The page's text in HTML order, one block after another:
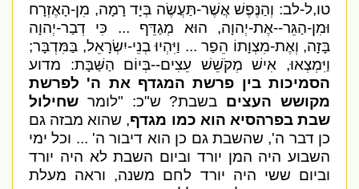
טו,ל-לב: וְהַנֶּפֶשׁ אֲשֶׁר-תַּעֲשֶׂה בְּיָד רָמָה, מִן-הָאֶזְרָח
וּמִן-הַגֵּר--אֶת-יְהוָה, הוּא מְגַדֵּף ... כִּי דְבַר-יְהוָה
בָּזָה, וְאֶת-מִצְוָתוֹ הֵפַר ... וַיִּהְיוּ בְנֵי-יִשְׂרָאֵל, בַּמִּדְבָּר;
וַיִּמְצְאוּ, אִישׁ מְקֹשֵׁשׁ עֵצִים--בְּיוֹם הַשַּׁבָּת: מדוע
הסמיכות בין פרשת המגדף את ה' לפרשת
מקושש העציםבשבת? ש"כ: "לומרשחילול
שבת בפרהסיא הוא כמו מגדף, שהוא מבזה גם
כן דבר ה', שהשבת גם כן הוא דיבור ה' ... וכל ימי
השבוע היה המן יורד וביום השבת לא היה יורד
וביום ששי היה יורד לחם משנה, וראה מעלת